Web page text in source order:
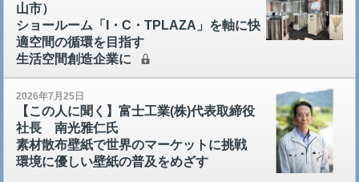
山市）
ショールーム「I・C・TPLAZA」を軸に快
適空間の循環を目指す
生活空間創造企業に
2026年7月25日
【この人に聞く】富士工業(株)代表取締役
社長 南光雅仁氏
素材散布壁紙で世界のマーケットに挑戦
環境に優しい壁紙の普及をめざす